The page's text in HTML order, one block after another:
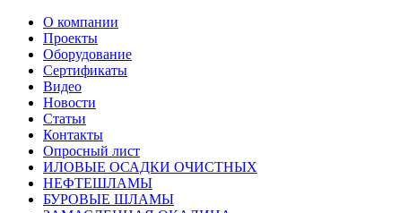
О компании
Проекты
Оборудование
Сертификаты
Видео
Новости
Статьи
Контакты
Опросный лист
ИЛОВЫЕ ОСАДКИ ОЧИСТНЫХ
НЕФТЕШЛАМЫ
БУРОВЫЕ ШЛАМЫ